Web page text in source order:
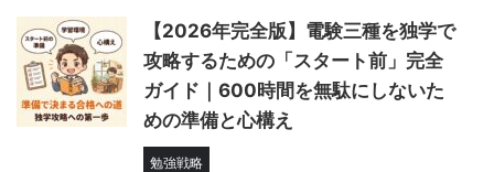
【2026年完全版】電験三種を独学で
攻略するための「スタート前」完全
ガイド｜600時間を無駄にしないた
めの準備と心構え
勉強戦略